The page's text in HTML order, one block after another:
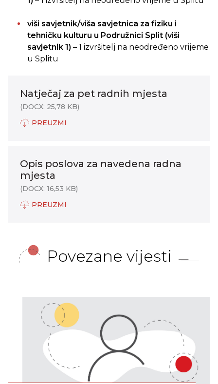
viši savjetnik/viša savjetnica za fiziku i
tehničku kulturu u Podružnici Split (viši
savjetnik 1) – 1 izvršitelj na neodređeno vrijeme
u Splitu
Natječaj za pet radnih mjesta
(DOCX: 25,78 KB)
PREUZMI
Opis poslova za navedena radna
mjesta
(DOCX: 16,53 KB)
PREUZMI
Povezane vijesti